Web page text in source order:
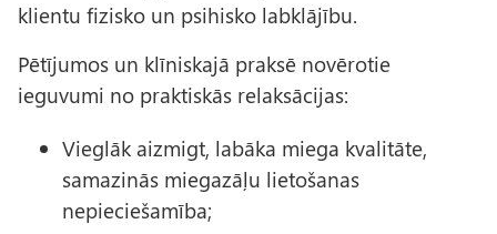
klientu fizisko un psihisko labklājību.
Pētījumos un klīniskajā praksē novērotie
ieguvumi no praktiskās relaksācijas:
Vieglāk aizmigt, labāka miega kvalitāte,
samazinās miegazāļu lietošanas
nepieciešamība;